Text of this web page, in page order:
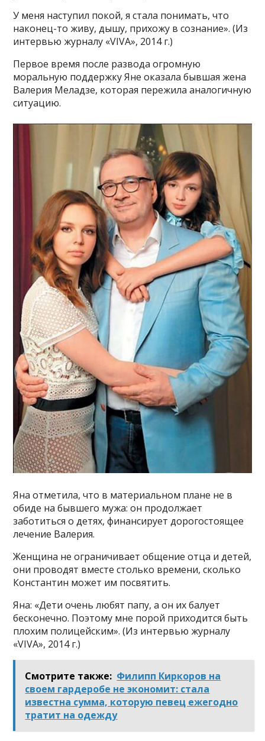
У меня наступил покой, я стала понимать, что
наконец-то живу, дышу, прихожу в сознание». (Из
интервью журналу «VIVA», 2014 г.)
Первое время после развода огромную
моральную поддержку Яне оказала бывшая жена
Валерия Меладзе, которая пережила аналогичную
ситуацию.
Яна отметила, что в материальном плане не в
обиде на бывшего мужа: он продолжает
заботиться о детях, финансирует дорогостоящее
лечение Валерия.
Женщина не ограничивает общение отца и детей,
они проводят вместе столько времени, сколько
Константин может им посвятить.
Яна: «Дети очень любят папу, а он их балует
бесконечно. Поэтому мне порой приходится быть
плохим полицейским». (Из интервью журналу
«VIVA», 2014 г.)
Смотрите также: Филипп Киркоров на
своем гардеробе не экономит: стала
известна сумма, которую певец ежегодно
тратит на одежду